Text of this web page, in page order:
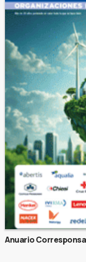
Anuario